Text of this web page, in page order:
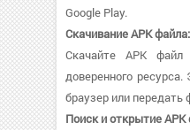
Google Play.
Скачивание APK файла:
Скачайте APK
доверенного
браузер или передать
Поиск и открытие APK